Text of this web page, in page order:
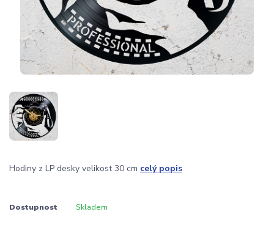
Hodiny z LP desky velikost 30 cm celý popis
Dostupnost Skladem